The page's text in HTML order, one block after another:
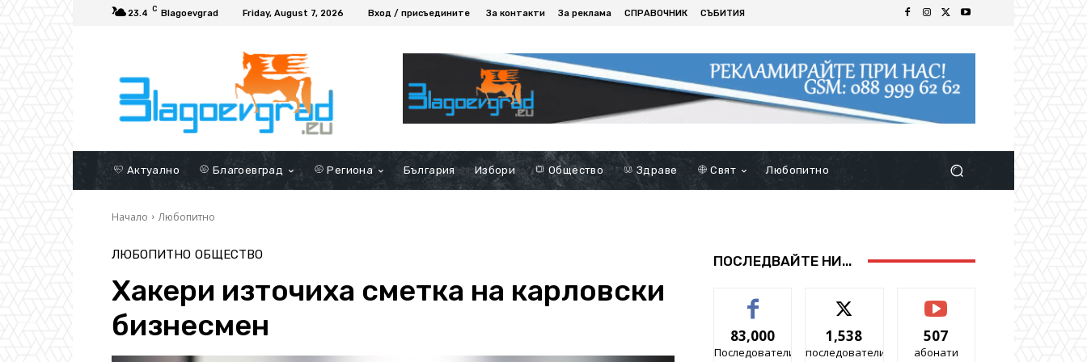
23.4 C Blagoevgrad Friday, August 7, 2026 Вход / присъедините За контакти За реклама СПРАВОЧНИК СЪБИТИЯ
Актуално Благоевград Региона България Избори Общество Здраве Свят Любопитно
Начало Любопитно
ЛЮБОПИТНО ОБЩЕСТВО
Хакери източиха сметка на карловски
бизнесмен
ПОСЛЕДВАЙТЕ НИ...
83,000
Последователи
1,538
последователи
507
абонати